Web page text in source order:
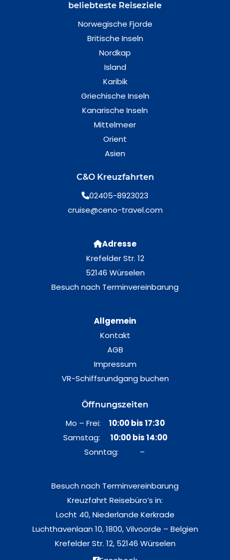
beliebteste Reiseziele
Norwegische Fjorde
Britische Inseln
Nordkap
Island
Karibik
Griechische Inseln
Kanarische Inseln
Mittelmeer
Orient
Asien
C&O Kreuzfahrten
02405-8923023
cruise@ceno-travel.com
Adresse
Krefelder Str. 12
52146 Würselen
Besuch nach Terminvereinbarung
Allgemein
Kontakt
AGB
Impressum
VR-Schiffsrundgang buchen
Öffnungszeiten
Mo – Frei: 10:00 bis 17:30
Samstag: 10:00 bis 14:00
Sonntag: –
Besuch nach Terminvereinbarung
Kreuzfahrt Reisebüro’s in:
Locht 40, Niederlande Kerkrade
Luchthavenlaan 10, 1800, Vilvoorde – Belgien
Krefelder Str. 12, 52146 Würselen